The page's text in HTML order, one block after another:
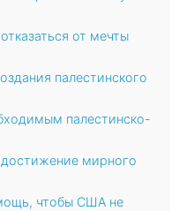
от мечты
палестинского
палестинско-
мирного
чтобы США не